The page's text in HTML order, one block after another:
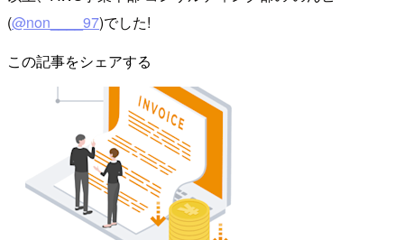
(@non____97)でした!
この記事をシェアする